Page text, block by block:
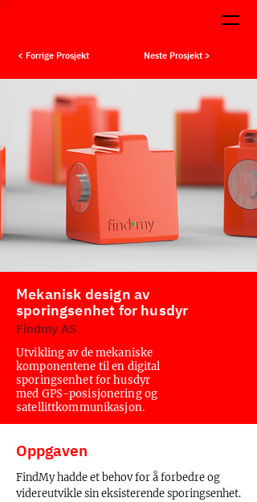
< Forrige Prosjekt Neste Prosjekt >
Mekanisk design av
sporingsenhet for husdyr
Findmy AS
Utvikling av de mekaniske
komponentene til en digital
sporingsenhet for husdyr
med GPS-posisjonering og
satellittkommunikasjon.
Oppgaven
FindMy hadde et behov for å forbedre og
videreutvikle sin eksisterende sporingsenhet.